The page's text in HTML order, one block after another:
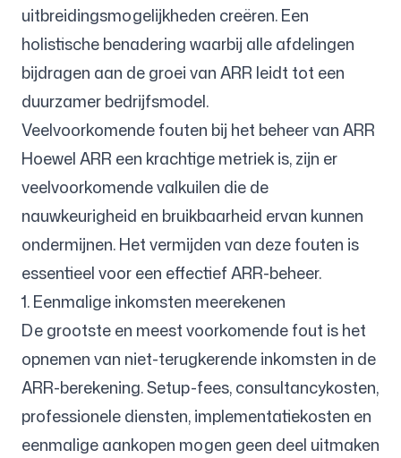
uitbreidingsmogelijkheden creëren. Een
holistische benadering waarbij alle afdelingen
bijdragen aan de groei van ARR leidt tot een
duurzamer bedrijfsmodel.
Veelvoorkomende fouten bij het beheer van ARR
Hoewel ARR een krachtige metriek is, zijn er
veelvoorkomende valkuilen die de
nauwkeurigheid en bruikbaarheid ervan kunnen
ondermijnen. Het vermijden van deze fouten is
essentieel voor een effectief ARR-beheer.
1. Eenmalige inkomsten meerekenen
De grootste en meest voorkomende fout is het
opnemen van niet-terugkerende inkomsten in de
ARR-berekening. Setup-fees, consultancykosten,
professionele diensten, implementatiekosten en
eenmalige aankopen mogen geen deel uitmaken